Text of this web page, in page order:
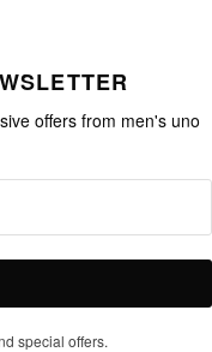
offers from men's uno
special offers.